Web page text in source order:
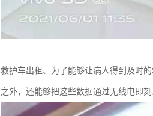
救护车出租、为了能够让病人得到及时
之外，还能够把这些数据通过无线电即